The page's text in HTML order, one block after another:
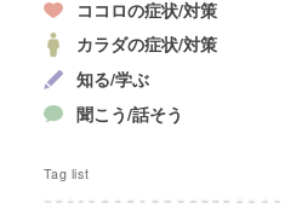
ココロの症状/対策
カラダの症状/対策
知る/学ぶ
聞こう/話そう
Tag list